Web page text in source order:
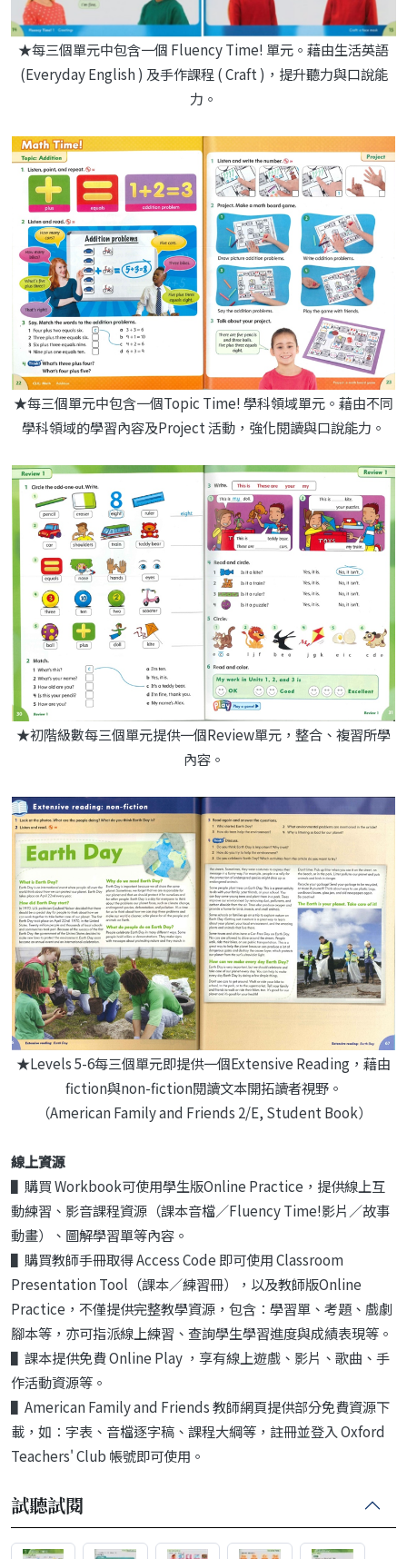
★每三個單元中包含一個 Fluency Time! 單元。藉由生活英語
(Everyday English ) 及手作課程 ( Craft )，提升聽力與口說能
力。
★每三個單元中包含一個Topic Time! 學科領域單元。藉由不同
學科領域的學習內容及Project 活動，強化閱讀與口說能力。
★初階級數每三個單元提供一個Review單元，整合、複習所學
內容。
★Levels 5-6每三個單元即提供一個Extensive Reading，藉由
fiction與non-fiction閱讀文本開拓讀者視野。
（American Family and Friends 2/E, Student Book）
線上資源
▌購買 Workbook可使用學生版Online Practice，提供線上互
動練習、影音課程資源（課本音檔／Fluency Time!影片／故事
動畫）、圖解學習單等內容。
▌購買教師手冊取得 Access Code 即可使用 Classroom
Presentation Tool（課本／練習冊），以及教師版Online
Practice，不僅提供完整教學資源，包含：學習單、考題、戲劇
腳本等，亦可指派線上練習、查詢學生學習進度與成績表現等。
▌課本提供免費 Online Play ，享有線上遊戲、影片、歌曲、手
作活動資源等。
▌American Family and Friends 教師網頁提供部分免費資源下
載，如：字表、音檔逐字稿、課程大綱等，註冊並登入 Oxford
Teachers' Club 帳號即可使用。
試聽試閱